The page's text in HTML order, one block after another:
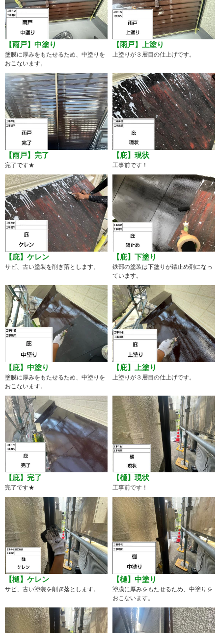
【雨戸】中塗り
塗膜に厚みをもたせるため、中塗りを
おこないます。
【雨戸】上塗り
上塗りが３層目の仕上げです。
【雨戸】完了
完了です★
【庇】現状
工事前です！
【庇】ケレン
サビ、古い塗装を削ぎ落とします。
【庇】下塗り
鉄部の塗装は下塗りが錆止め剤になっ
ています。
【庇】中塗り
塗膜に厚みをもたせるため、中塗りを
おこないます。
【庇】上塗り
上塗りが３層目の仕上げです。
【庇】完了
完了です★
【樋】現状
工事前です！
【樋】ケレン
サビ、古い塗装を削ぎ落とします。
【樋】中塗り
塗膜に厚みをもたせるため、中塗りを
おこないます。